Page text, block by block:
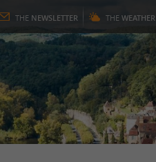
THE NEWSLETTER THE WEATHER